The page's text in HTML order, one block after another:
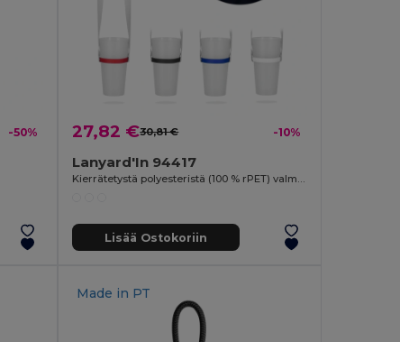
-50% 27,82 €30,81 € -10%
Lanyard'In 94417
Kierrätetystä polyesteristä (100 % rPET) valmistettu sublimaatiopainettu kaulanauha silikonisella mukitelineellä
Lisää Ostokoriin
Made in PT